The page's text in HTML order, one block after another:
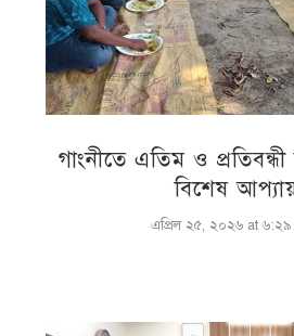
গাংনীতে এতিম ও
বিশেষ
এপ্রিল ২৫, ২০২৬ at ৬:২৯